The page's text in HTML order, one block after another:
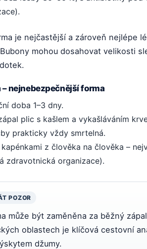
je nejčastější a zároveň nejlépe
mohou dosahovat velikosti
– nejnebezpečnější forma
doba 1–3 dny.
plic s kašlem a vykašláváním
prakticky vždy smrtelná.
kapénkami z člověka na člověka –
zdravotnická organizace).
POZOR
může být zaměněna za běžný
oblastech je klíčová cestovní
džumy.